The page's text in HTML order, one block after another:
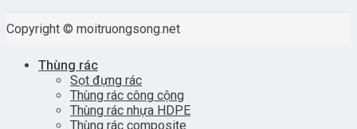
Copyright © moitruongsong.net
Thùng rác
Sọt đựng rác
Thùng rác công cộng
Thùng rác nhựa HDPE
Thùng rác composite